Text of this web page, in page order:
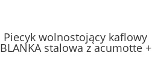
Piecyk wolnostojący kaflowy
BLANKA stalowa z acumotte +